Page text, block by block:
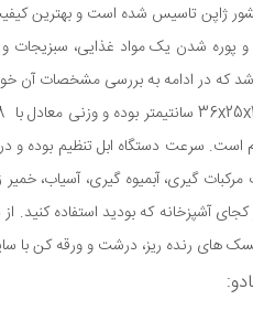
ژاپن تاسیس شده است و بهترین
که در ادامه به بررسی مشخصات آن
است. سرعت دستگاه ابل تنظیم
آشپزخانه که بودید استفاده
کن با سایز 2 و 4 میلی متر را دارد. این دستگاه دارای محفظه ی تیغه می